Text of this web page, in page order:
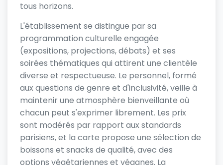
tous horizons.
L'établissement se distingue par sa
programmation culturelle engagée
(expositions, projections, débats) et ses
soirées thématiques qui attirent une clientèle
diverse et respectueuse. Le personnel, formé
aux questions de genre et d'inclusivité, veille à
maintenir une atmosphère bienveillante où
chacun peut s'exprimer librement. Les prix
sont modérés par rapport aux standards
parisiens, et la carte propose une sélection de
boissons et snacks de qualité, avec des
options végétariennes et véganes. La